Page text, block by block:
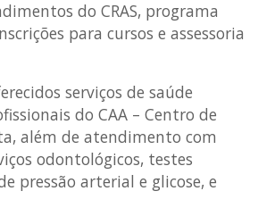
do CRAS, programa
para cursos e assessoria
serviços de saúde
do CAA – Centro de
além de atendimento com
odontológicos, testes
pressão arterial e glicose, e